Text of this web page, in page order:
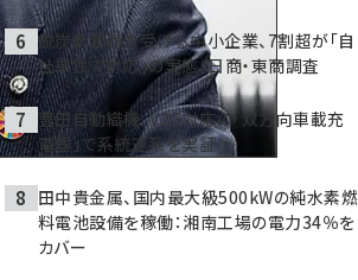
脱炭素要請を受ける中小企業、7割超が「自
社単独で対応」の実態：日商・東商調査
豊田自動織機、V2G対応の「双方向車載充
電器」で系統連系を実証
田中貴金属、国内最大級500kWの純水素燃
料電池設備を稼働：湘南工場の電力34％を
カバー